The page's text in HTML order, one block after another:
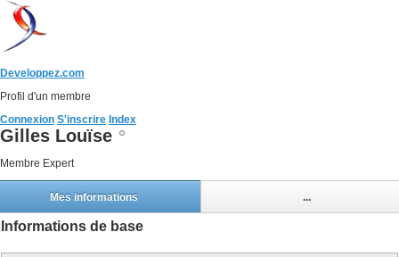
Developpez.com
Profil d'un membre
Connexion S'inscrire Index
Gilles Louïse
Membre Expert
Mes informations ...
Informations de base